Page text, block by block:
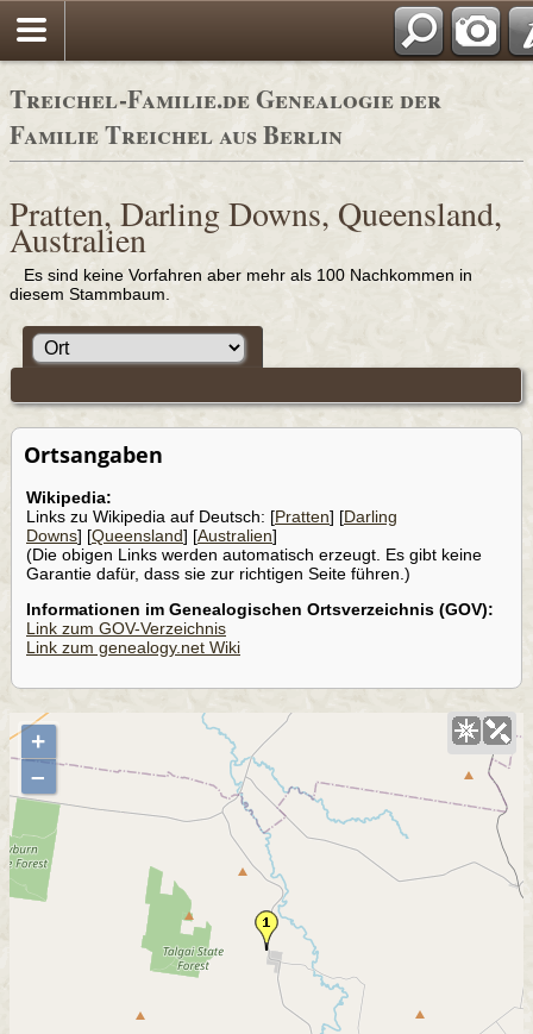
Treichel-Familie.de Genealogie der
Familie Treichel aus Berlin
Pratten, Darling Downs, Queensland,
Australien
Es sind keine Vorfahren aber mehr als 100 Nachkommen in
diesem Stammbaum.
Ortsangaben
Wikipedia:
Links zu Wikipedia auf Deutsch: [Pratten] [Darling
Downs] [Queensland] [Australien]
(Die obigen Links werden automatisch erzeugt. Es gibt keine
Garantie dafür, dass sie zur richtigen Seite führen.)
Informationen im Genealogischen Ortsverzeichnis (GOV):
Link zum GOV-Verzeichnis
Link zum genealogy.net Wiki
+
–